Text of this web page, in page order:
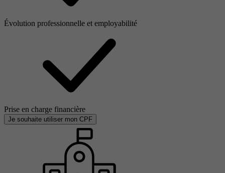
Évolution professionnelle et employabilité
Prise en charge financière
Je souhaite utiliser mon CPF